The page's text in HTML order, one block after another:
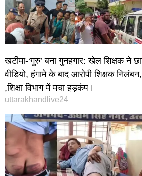
खटीमा-‘गुरु’ बना गुनहगार: खेल शिक्षक ने
वीडियो, हंगामे के बाद आरोपी शिक्षक
,शिक्षा विभाग में मचा हड़कंप।
uttarakhandlive24